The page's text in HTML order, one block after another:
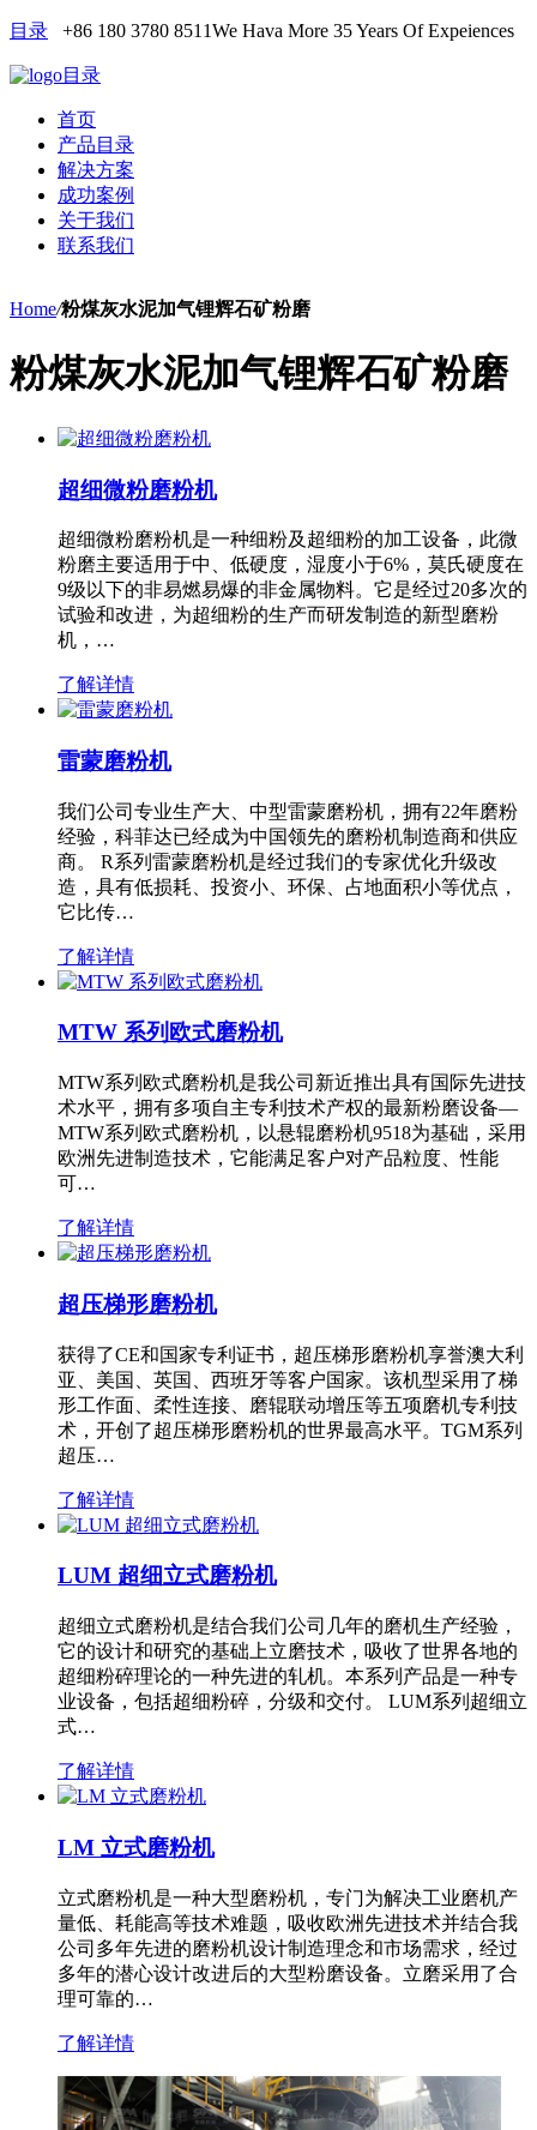
目录 +86 180 3780 8511We Hava More 35 Years Of Expeiences
目录
首页
产品目录
解决方案
成功案例
关于我们
联系我们
Home/粉煤灰水泥加气锂辉石矿粉磨
粉煤灰水泥加气锂辉石矿粉磨
超细微粉磨粉机
超细微粉磨粉机是一种细粉及超细粉的加工设备，此微
粉磨主要适用于中、低硬度，湿度小于6%，莫氏硬度在
9级以下的非易燃易爆的非金属物料。它是经过20多次的
试验和改进，为超细粉的生产而研发制造的新型磨粉
机，…
了解详情
雷蒙磨粉机
我们公司专业生产大、中型雷蒙磨粉机，拥有22年磨粉
经验，科菲达已经成为中国领先的磨粉机制造商和供应
商。 R系列雷蒙磨粉机是经过我们的专家优化升级改
造，具有低损耗、投资小、环保、占地面积小等优点，
它比传…
了解详情
MTW 系列欧式磨粉机
MTW系列欧式磨粉机是我公司新近推出具有国际先进技
术水平，拥有多项自主专利技术产权的最新粉磨设备—
MTW系列欧式磨粉机，以悬辊磨粉机9518为基础，采用
欧洲先进制造技术，它能满足客户对产品粒度、性能
可…
了解详情
超压梯形磨粉机
获得了CE和国家专利证书，超压梯形磨粉机享誉澳大利
亚、美国、英国、西班牙等客户国家。该机型采用了梯
形工作面、柔性连接、磨辊联动增压等五项磨机专利技
术，开创了超压梯形磨粉机的世界最高水平。TGM系列
超压…
了解详情
LUM 超细立式磨粉机
超细立式磨粉机是结合我们公司几年的磨机生产经验，
它的设计和研究的基础上立磨技术，吸收了世界各地的
超细粉碎理论的一种先进的轧机。本系列产品是一种专
业设备，包括超细粉碎，分级和交付。 LUM系列超细立
式…
了解详情
LM 立式磨粉机
立式磨粉机是一种大型磨粉机，专门为解决工业磨机产
量低、耗能高等技术难题，吸收欧洲先进技术并结合我
公司多年先进的磨粉机设计制造理念和市场需求，经过
多年的潜心设计改进后的大型粉磨设备。立磨采用了合
理可靠的…
了解详情